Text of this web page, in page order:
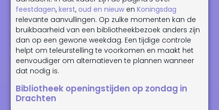
feestdagen,kerst, oud en nieuw enKoningsdag
relevante aanvullingen. Op zulke momenten kan de
bruikbaarheid van een bibliotheekbezoek anders zijn
dan op een gewone weekdag. Een tijdige controle
helpt om teleurstelling te voorkomen en maakt het
eenvoudiger om alternatieven te plannen wanneer
dat nodig is.
Bibliotheek openingstijden op zondag in
Drachten